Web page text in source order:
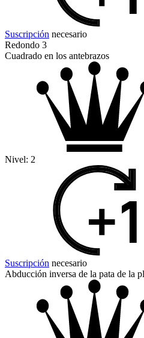
Suscripción necesario
Redondo 3
Cuadrado en los antebrazos
Nivel: 2
Suscripción necesario
Abducción inversa de la pata de la